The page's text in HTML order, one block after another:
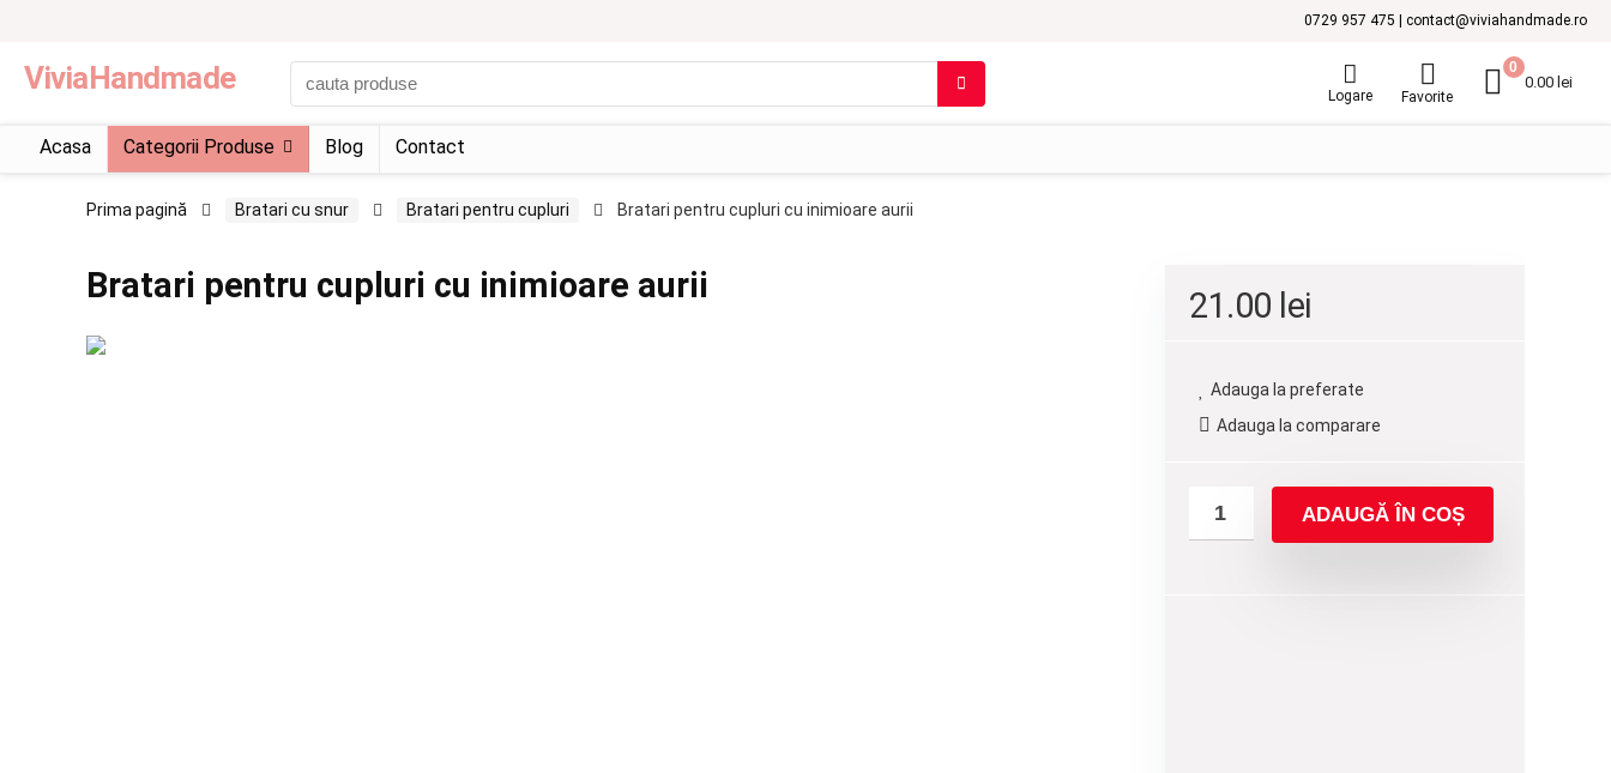
0729 957 475 | contact@viviahandmade.ro
ViviaHandmade
Logare Favorite
0
0.00 lei
Acasa Categorii Produse Blog Contact
Prima pagină Bratari cu snur Bratari pentru cupluri Bratari pentru cupluri cu inimioare aurii
Bratari pentru cupluri cu inimioare aurii 21.00 lei
Adauga la preferate
Adauga la comparare
ADAUGĂ ÎN COȘ